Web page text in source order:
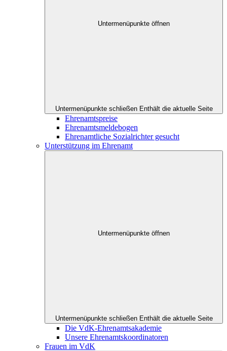
Untermenüpunkte öffnen
Untermenüpunkte schließen Enthält die aktuelle Seite
Ehrenamtspreise
Ehrenamtsmeldebogen
Ehrenamtliche Sozialrichter gesucht
Unterstützung im Ehrenamt
Untermenüpunkte öffnen
Untermenüpunkte schließen Enthält die aktuelle Seite
Die VdK-Ehrenamtsakademie
Unsere Ehrenamtskoordinatoren
Frauen im VdK